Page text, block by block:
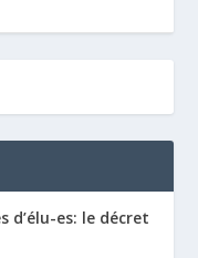
d’élu-es: le décret